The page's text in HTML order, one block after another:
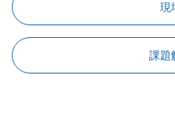
現
課題